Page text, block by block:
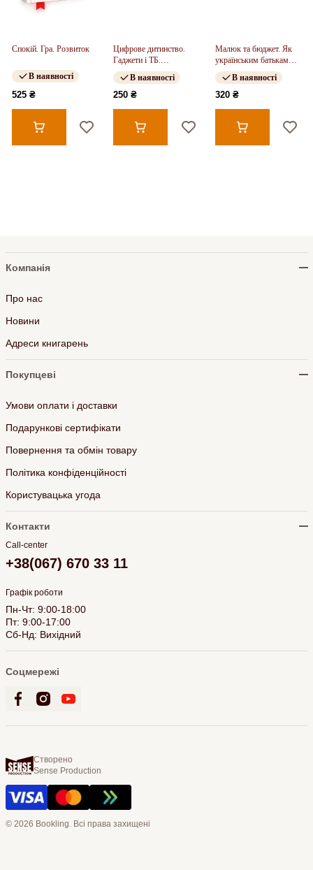
Спокій. Гра. Розвиток
В наявності
525 ₴
Цифрове дитинство.
Гаджети і ТБ.
Заборонити не можна
дозволити
В наявності
250 ₴
Малюк та бюджет. Як
українським батькам
виховати фінансово
успішних дітей
В наявності
320 ₴
Компанія
Про нас
Новини
Адреси книгарень
Покупцеві
Умови оплати і доставки
Подарункові сертифікати
Повернення та обмін товару
Політика конфіденційності
Користувацька угода
Контакти
Call-center
+38(067) 670 33 11
Графік роботи
Пн-Чт: 9:00-18:00
Пт: 9:00-17:00
Сб-Нд: Вихідний
Соцмережі
Створено
Sense Production
© 2026 Bookling. Всі права захищені